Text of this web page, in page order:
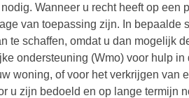
Wanneer u recht heeft op een
van toepassing zijn. In bepaalde
te schaffen, omdat u dan mogelijk
ondersteuning (Wmo) voor hulp in
woning, of voor het verkrijgen van
u zijn bedoeld en op lange termijn